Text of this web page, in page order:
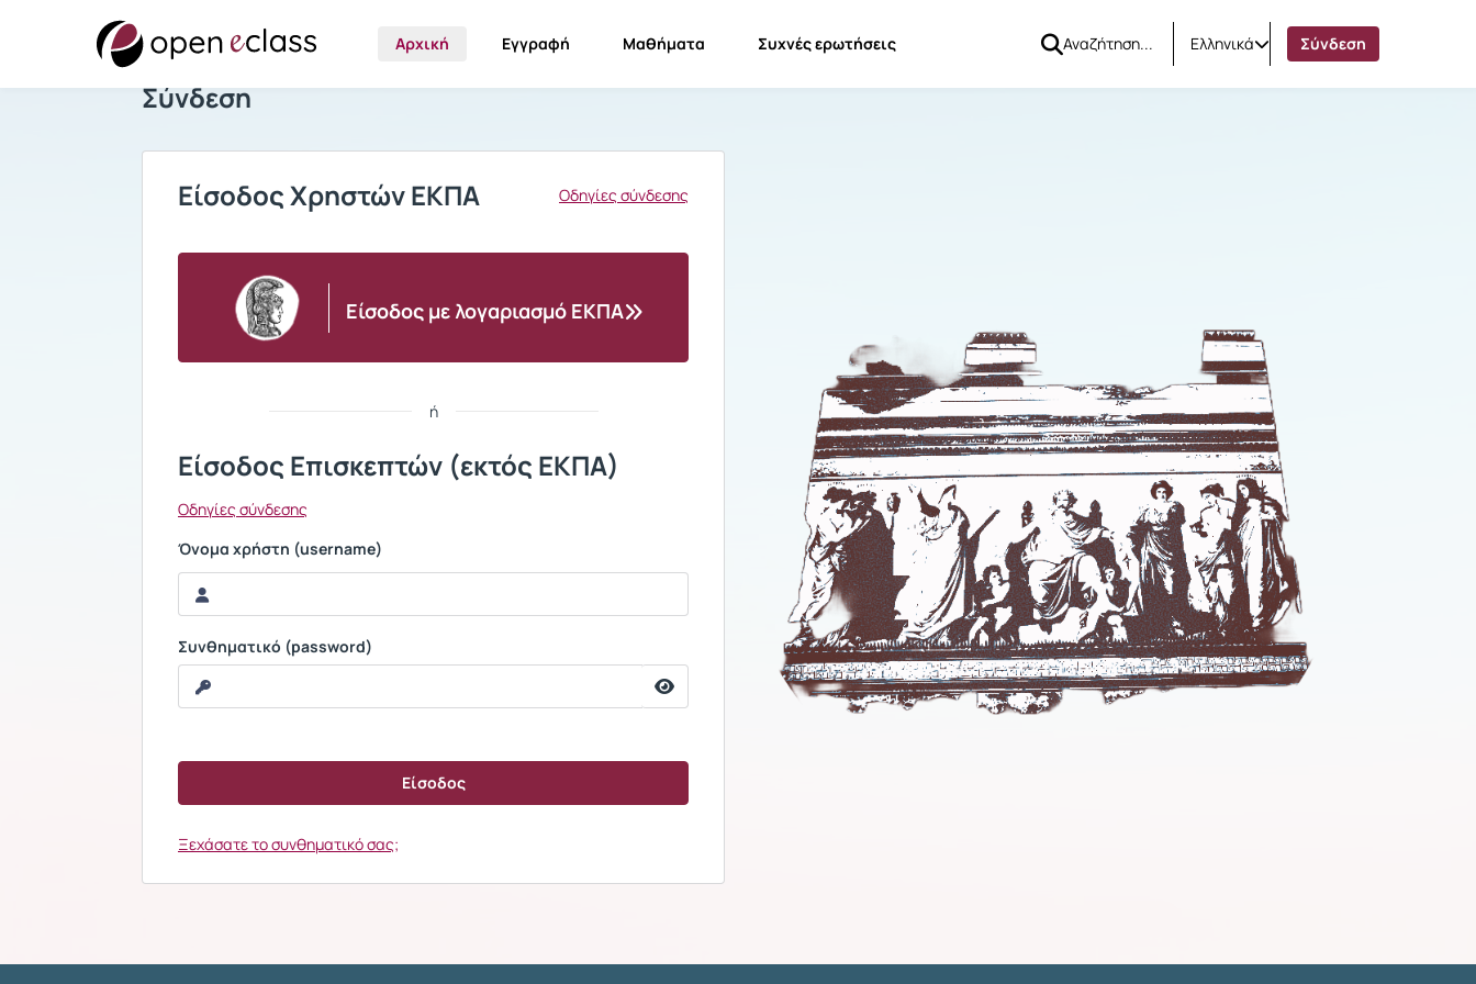
Αρχική Εγγραφή Μαθήματα Συχνές ερωτήσεις Ελληνικά Σύνδεση
Σύνδεση
Είσοδος Χρηστών ΕΚΠΑ Οδηγίες σύνδεσης
Είσοδος με λογαριασμό ΕΚΠΑ
ή
Είσοδος Επισκεπτών (εκτός ΕΚΠΑ)
Οδηγίες σύνδεσης
Όνομα χρήστη (username)
Συνθηματικό (password)
Ξεχάσατε το συνθηματικό σας;